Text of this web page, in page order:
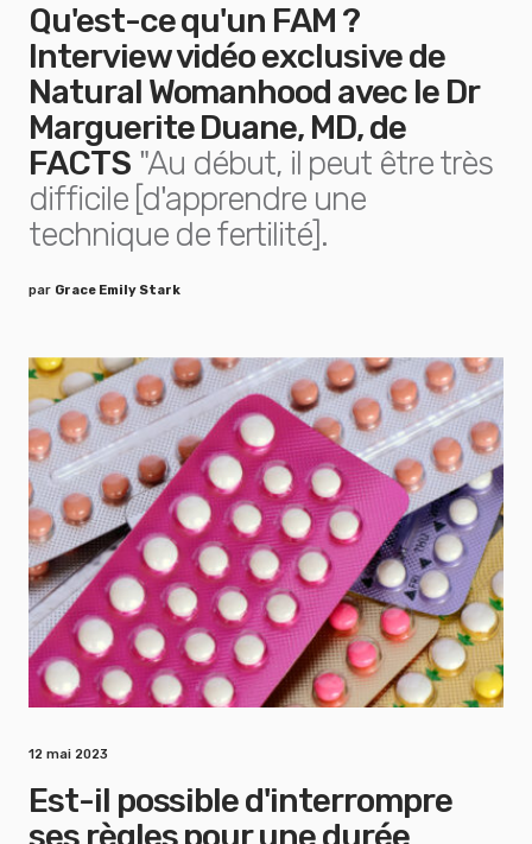
Qu'est-ce qu'un FAM ?
Interview vidéo exclusive de
Natural Womanhood avec le Dr
Marguerite Duane, MD, de
FACTS "Au début, il peut être très
difficile [d'apprendre une
technique de fertilité].
par Grace Emily Stark
12 mai 2023
Est-il possible d'interrompre